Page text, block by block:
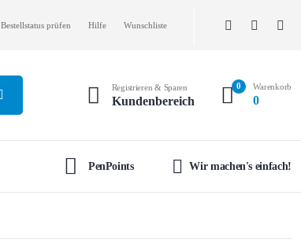
Bestellstatus prüfen Hilfe Wunschliste
Registrieren & Sparen
Kundenbereich
0 Warenkorb
0
PenPoints Wir machen's einfach!